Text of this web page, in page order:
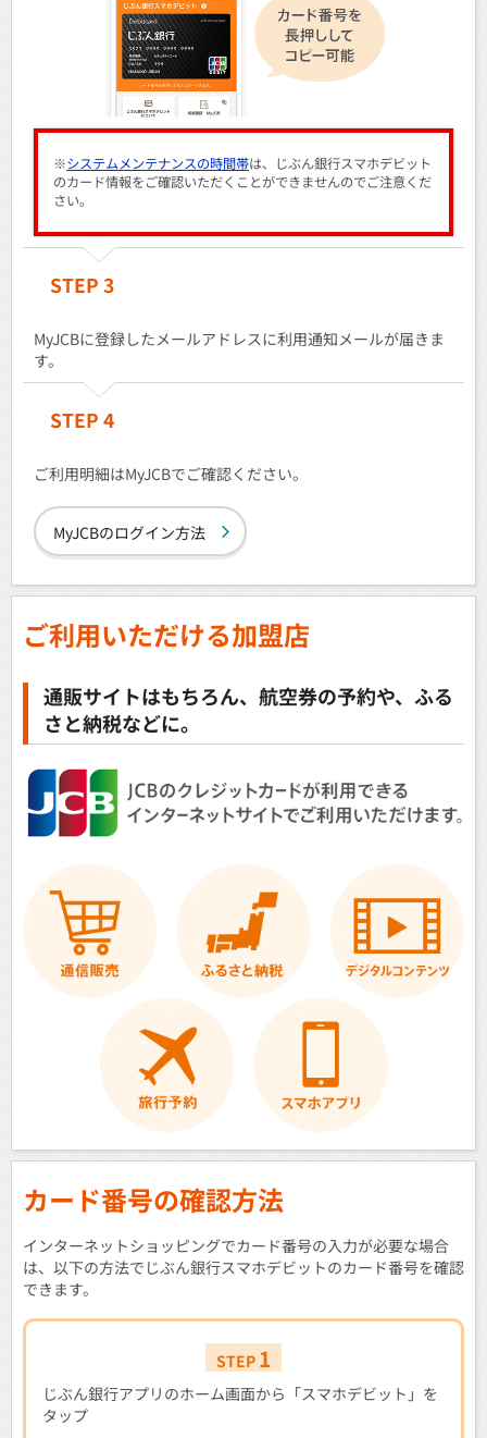
※システムメンテナンスの時間帯は、じぶん銀行スマホデビット
のカード情報をご確認いただくことができませんのでご注意くだ
さい。
STEP 3
MyJCBに登録したメールアドレスに利用通知メールが届きま
す。
STEP 4
ご利用明細はMyJCBでご確認ください。
MyJCBのログイン方法
ご利用いただける加盟店
通販サイトはもちろん、航空券の予約や、ふる
さと納税などに。
カード番号の確認方法
インターネットショッピングでカード番号の入力が必要な場合
は、以下の方法でじぶん銀行スマホデビットのカード番号を確認
できます。
STEP 1
じぶん銀行アプリのホーム画面から「スマホデビット」を
タップ